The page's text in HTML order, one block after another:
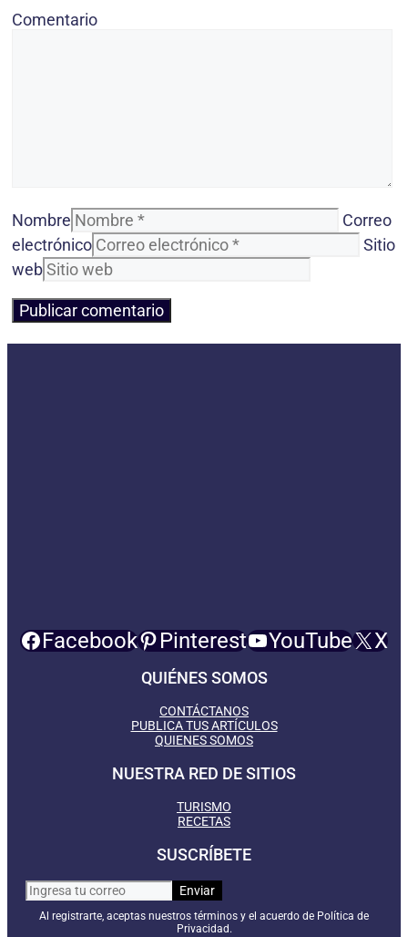
Comentario
Nombre
Correo
electrónico
Sitio
web
Facebook Pinterest YouTube X
QUIÉNES SOMOS
CONTÁCTANOS
PUBLICA TUS ARTÍCULOS
QUIENES SOMOS
NUESTRA RED DE SITIOS
TURISMO
RECETAS
SUSCRÍBETE
Al registrarte, aceptas nuestros términos y el acuerdo de Política de
Privacidad.